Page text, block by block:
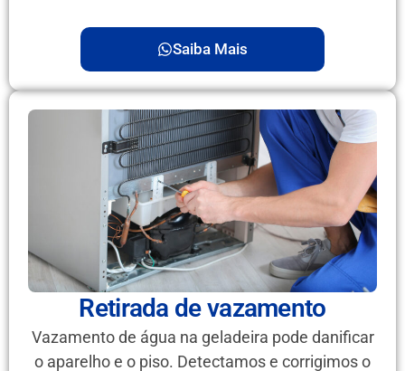
Saiba Mais
Retirada de vazamento
Vazamento de água na geladeira pode danificar
o aparelho e o piso. Detectamos e corrigimos o